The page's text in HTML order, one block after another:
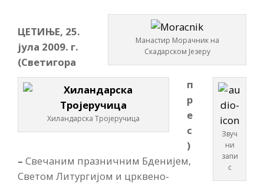
Манастир Морачник на
Скадарском Језеру
Хиландарска Тројеручица
Звуч
ни
запи
с
ЦЕТИЊЕ, 25.
јула 2009. г.
(Светигора
п
р
е
с
)
– Свечаним празничним Бденијем,
Светом Литургијом и црквено-